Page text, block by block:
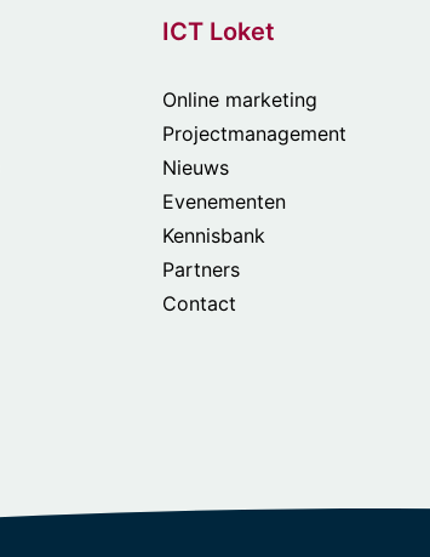
ICT Loket
Online marketing
Projectmanagement
Nieuws
Evenementen
Kennisbank
Partners
Contact